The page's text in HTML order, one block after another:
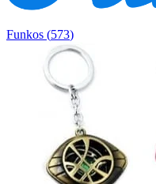
Funkos (573)